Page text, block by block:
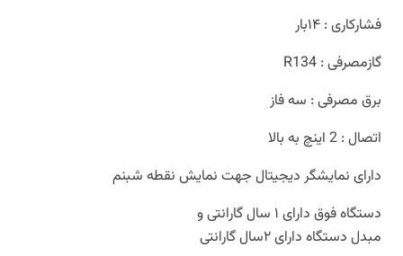
فشارکاری : ۱۴بار
گازمصرفی : R134
برق مصرفی : سه فاز
اتصال : 2 اینچ به بالا
دارای نمایشگر دیجیتال جهت نمایش نقطه شبنم
دستگاه فوق دارای ۱ سال گارانتی و
مبدل دستگاه دارای ۲سال گارانتی